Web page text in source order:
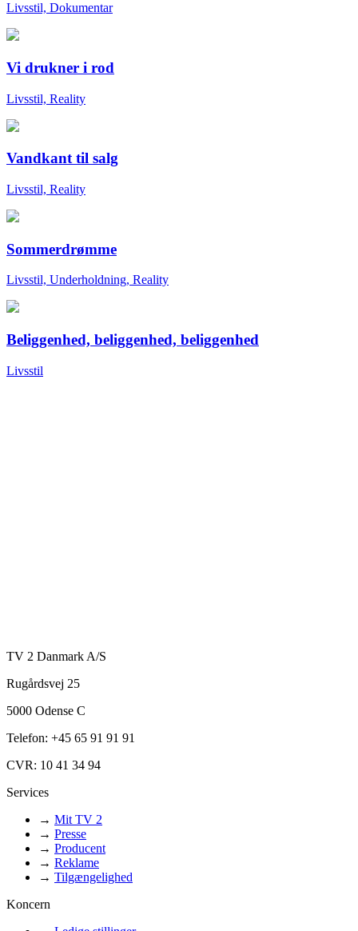
Livsstil, Dokumentar
Vi drukner i rod
Livsstil, Reality
Vandkant til salg
Livsstil, Reality
Sommerdrømme
Livsstil, Underholdning, Reality
Beliggenhed, beliggenhed, beliggenhed
Livsstil
TV 2 Danmark A/S
Rugårdsvej 25
5000 Odense C
Telefon: +45 65 91 91 91
CVR: 10 41 34 94
Services
→ Mit TV 2
→ Presse
→ Producent
→ Reklame
→ Tilgængelighed
Koncern